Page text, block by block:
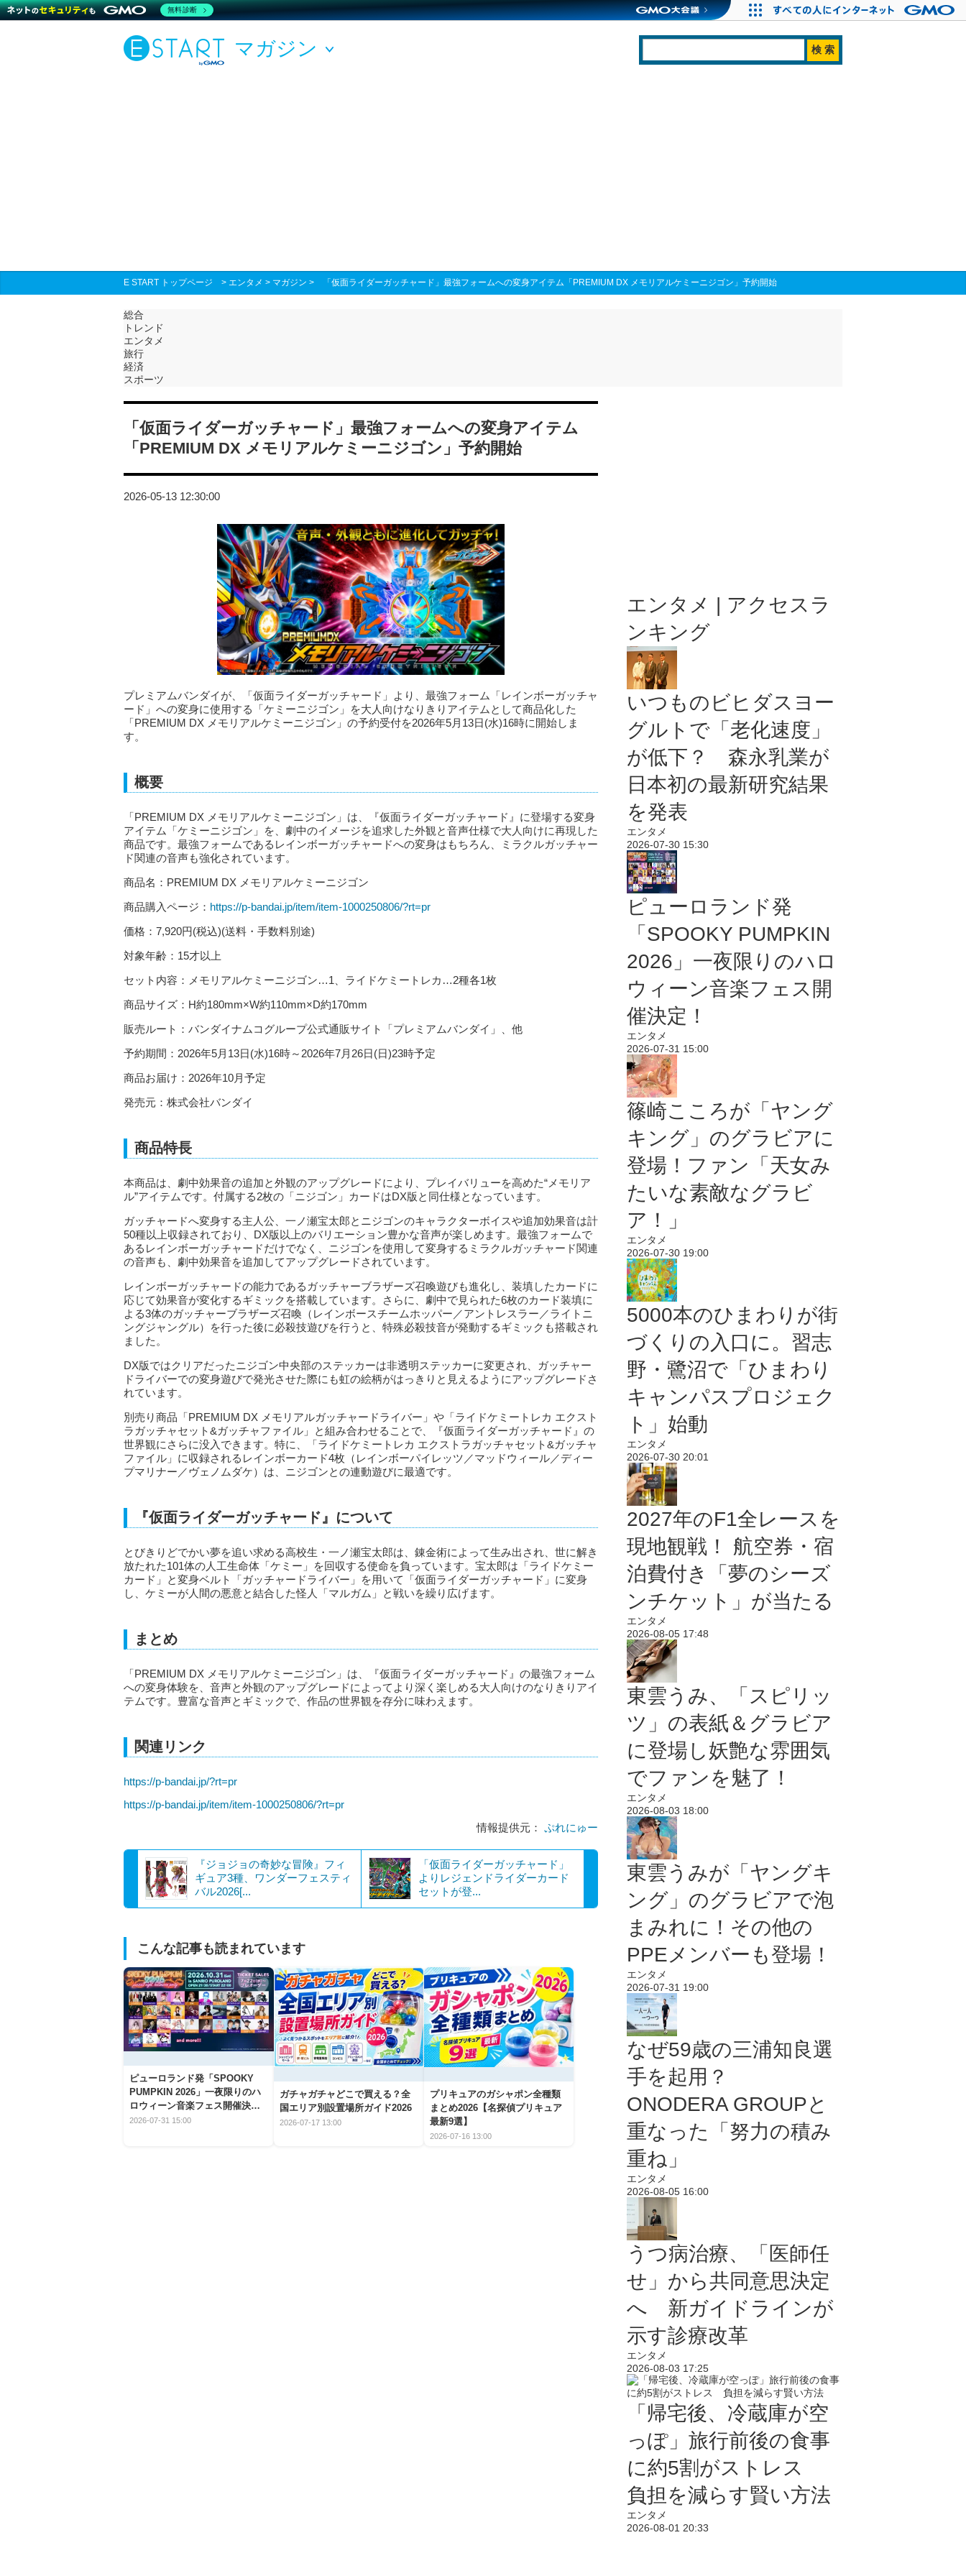
マガジン
E START トップページ > エンタメ > マガジン > 「仮面ライダーガッチャード」最強フォームへの変身アイテム「PREMIUM DX メモリアルケミーニジゴン」予約開始
総合
トレンド
エンタメ
旅行
経済
スポーツ
「仮面ライダーガッチャード」最強フォームへの変身アイテム
「PREMIUM DX メモリアルケミーニジゴン」予約開始
2026-05-13 12:30:00
プレミアムバンダイが、「仮面ライダーガッチャード」より、最強フォーム「レインボーガッチャ
ード」への変身に使用する「ケミーニジゴン」を大人向けなりきりアイテムとして商品化した
「PREMIUM DX メモリアルケミーニジゴン」の予約受付を2026年5月13日(水)16時に開始しま
す。
概要
「PREMIUM DX メモリアルケミーニジゴン」は、『仮面ライダーガッチャード』に登場する変身
アイテム「ケミーニジゴン」を、劇中のイメージを追求した外観と音声仕様で大人向けに再現した
商品です。最強フォームであるレインボーガッチャードへの変身はもちろん、ミラクルガッチャー
ド関連の音声も強化されています。
商品名：PREMIUM DX メモリアルケミーニジゴン
商品購入ページ： https://p-bandai.jp/item/item-1000250806/?rt=pr
価格：7,920円(税込)(送料・手数料別途)
対象年齢：15才以上
セット内容：メモリアルケミーニジゴン…1、ライドケミートレカ…2種各1枚
商品サイズ：H約180mm×W約110mm×D約170mm
販売ルート：バンダイナムコグループ公式通販サイト「プレミアムバンダイ」、他
予約期間：2026年5月13日(水)16時～2026年7月26日(日)23時予定
商品お届け：2026年10月予定
発売元：株式会社バンダイ
商品特長
本商品は、劇中効果音の追加と外観のアップグレードにより、プレイバリューを高めた“メモリア
ル”アイテムです。付属する2枚の「ニジゴン」カードはDX版と同仕様となっています。
ガッチャードへ変身する主人公、一ノ瀬宝太郎とニジゴンのキャラクターボイスや追加効果音は計
50種以上収録されており、DX版以上のバリエーション豊かな音声が楽しめます。最強フォームで
あるレインボーガッチャードだけでなく、ニジゴンを使用して変身するミラクルガッチャード関連
の音声も、劇中効果音を追加してアップグレードされています。
レインボーガッチャードの能力であるガッチャーブラザーズ召喚遊びも進化し、装填したカードに
応じて効果音が変化するギミックを搭載しています。さらに、劇中で見られた6枚のカード装填に
よる3体のガッチャーブラザーズ召喚（レインボースチームホッパー／アントレスラー／ライトニ
ングジャングル）を行った後に必殺技遊びを行うと、特殊必殺技音が発動するギミックも搭載され
ました。
DX版ではクリアだったニジゴン中央部のステッカーは非透明ステッカーに変更され、ガッチャー
ドライバーでの変身遊びで発光させた際にも虹の絵柄がはっきりと見えるようにアップグレードさ
れています。
別売り商品「PREMIUM DX メモリアルガッチャードライバー」や「ライドケミートレカ エクスト
ラガッチャセット&ガッチャファイル」と組み合わせることで、『仮面ライダーガッチャード』の
世界観にさらに没入できます。特に、「ライドケミートレカ エクストラガッチャセット&ガッチャ
ファイル」に収録されるレインボーカード4枚（レインボーパイレッツ／マッドウィール／ディー
プマリナー／ヴェノムダケ）は、ニジゴンとの連動遊びに最適です。
『仮面ライダーガッチャード』について
とびきりどでかい夢を追い求める高校生・一ノ瀬宝太郎は、錬金術によって生み出され、世に解き
放たれた101体の人工生命体「ケミー」を回収する使命を負っています。宝太郎は「ライドケミー
カード」と変身ベルト「ガッチャードライバー」を用いて「仮面ライダーガッチャード」に変身
し、ケミーが人間の悪意と結合した怪人「マルガム」と戦いを繰り広げます。
まとめ
「PREMIUM DX メモリアルケミーニジゴン」は、『仮面ライダーガッチャード』の最強フォーム
への変身体験を、音声と外観のアップグレードによってより深く楽しめる大人向けのなりきりアイ
テムです。豊富な音声とギミックで、作品の世界観を存分に味わえます。
関連リンク
https://p-bandai.jp/?rt=pr
https://p-bandai.jp/item/item-1000250806/?rt=pr
情報提供元： ぷれにゅー
『ジョジョの奇妙な冒険』フィ
ギュア3種、ワンダーフェスティ
バル2026[...
「仮面ライダーガッチャード」
よりレジェンドライダーカード
セットが登...
こんな記事も読まれています
ピューロランド発「SPOOKY
PUMPKIN 2026」一夜限りのハ
ロウィーン音楽フェス開催決
定！
2026-07-31 15:00
ガチャガチャどこで買える？全
国エリア別設置場所ガイド2026
2026-07-17 13:00
プリキュアのガシャポン全種類
まとめ2026【名探偵プリキュア
最新9選】
2026-07-16 13:00
エンタメ | アクセスラ
ンキング
いつものビヒダスヨー
グルトで「老化速度」
が低下？ 森永乳業が
日本初の最新研究結果
を発表
エンタメ
2026-07-30 15:30
ピューロランド発
「SPOOKY PUMPKIN
2026」一夜限りのハロ
ウィーン音楽フェス開
催決定！
エンタメ
2026-07-31 15:00
篠崎こころが「ヤング
キング」のグラビアに
登場！ファン「天女み
たいな素敵なグラビ
ア！」
エンタメ
2026-07-30 19:00
5000本のひまわりが街
づくりの入口に。習志
野・鷺沼で「ひまわり
キャンパスプロジェク
ト」始動
エンタメ
2026-07-30 20:01
2027年のF1全レースを
現地観戦！ 航空券・宿
泊費付き「夢のシーズ
ンチケット」が当たる
エンタメ
2026-08-05 17:48
東雲うみ、「スピリッ
ツ」の表紙＆グラビア
に登場し妖艶な雰囲気
でファンを魅了！
エンタメ
2026-08-03 18:00
東雲うみが「ヤングキ
ング」のグラビアで泡
まみれに！その他の
PPEメンバーも登場！
エンタメ
2026-07-31 19:00
なぜ59歳の三浦知良選
手を起用？
ONODERA GROUPと
重なった「努力の積み
重ね」
エンタメ
2026-08-05 16:00
うつ病治療、「医師任
せ」から共同意思決定
へ 新ガイドラインが
示す診療改革
エンタメ
2026-08-03 17:25
「帰宅後、冷蔵庫が空
っぽ」旅行前後の食事
に約5割がストレス
負担を減らす賢い方法
エンタメ
2026-08-01 20:33
無料診断